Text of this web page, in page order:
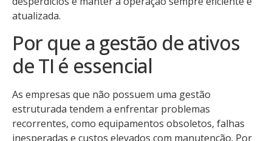
atualizada.
Por que a gestão de ativos
de TI é essencial
As empresas que não possuem uma gestão
estruturada tendem a enfrentar problemas
recorrentes, como equipamentos obsoletos, falhas
inesperadas e custos elevados com manutenção. Por